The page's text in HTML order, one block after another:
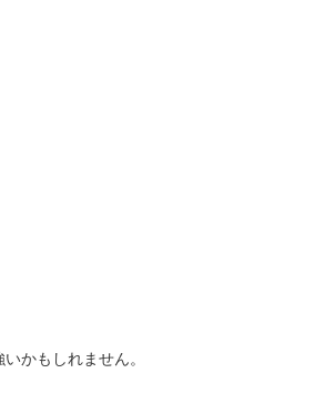
かもしれません。